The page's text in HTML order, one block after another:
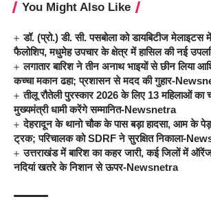
You Might Also Like
डॉ. (प्रो.) डी. सी. पसबोला को डायबिटीज मेलाइटस
फैलोशिप, मधुमेह उपचार के क्षेत्र में हासिल की नई
लगातार बारिश ने तीन अनाथ भाइयों से छीन लिया
कच्चा मकान ढहा; प्रशासन से मदद की गुहार-
तीलू रौतेली पुरस्कार 2026 के लिए 13 महिलाओं
मुख्यमंत्री धामी करेंगे सम्मानित-Newsnetra
देहरादून के थानो चौक के पास बड़ा हादसा, आम के
ट्रक; परिचालक को SDRF ने सुरक्षित निकाला-
उत्तराखंड में बारिश का कहर जारी, कई जिलों में
नदियां खतरे के निशान से ऊपर-Newsnetra